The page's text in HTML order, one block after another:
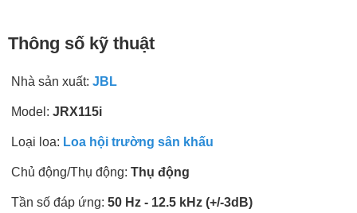
Thông số kỹ thuật
Nhà sản xuất: JBL
Model: JRX115i
Loại loa: Loa hội trường sân khấu
Chủ động/Thụ động: Thụ động
Tần số đáp ứng: 50 Hz - 12.5 kHz (+/-3dB)